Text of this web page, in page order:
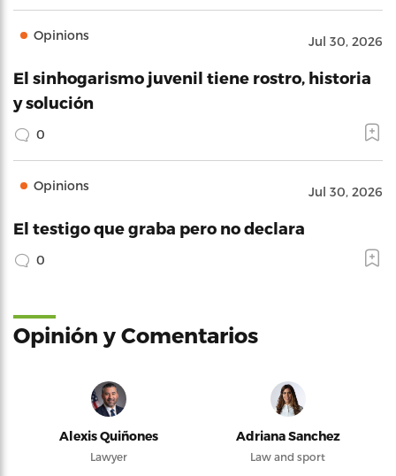
Opinions Jul 30, 2026
El sinhogarismo juvenil tiene rostro, historia
y solución
0
Opinions Jul 30, 2026
El testigo que graba pero no declara
0
Opinión y Comentarios
Alexis Quiñones
Lawyer
Adriana Sanchez
Law and sport